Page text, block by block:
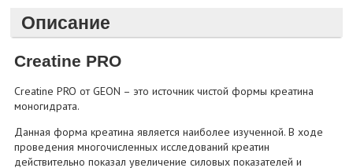
Описание
Creatine PRO
Creatine PRO от GEON – это источник чистой формы креатина
моногидрата.
Данная форма креатина является наиболее изученной. В ходе
проведения многочисленных исследований креатин
действительно показал увеличение силовых показателей и